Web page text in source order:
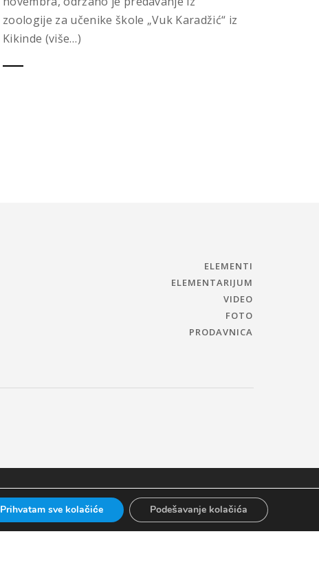
zoologije za učenike škole „Vuk Karadžić“ iz
Kikinde (više…)
ELEMENTI
ELEMENTARIJUM
VIDEO
FOTO
PRODAVNICA
Prihvatam sve kolačiće Podešavanje kolačića